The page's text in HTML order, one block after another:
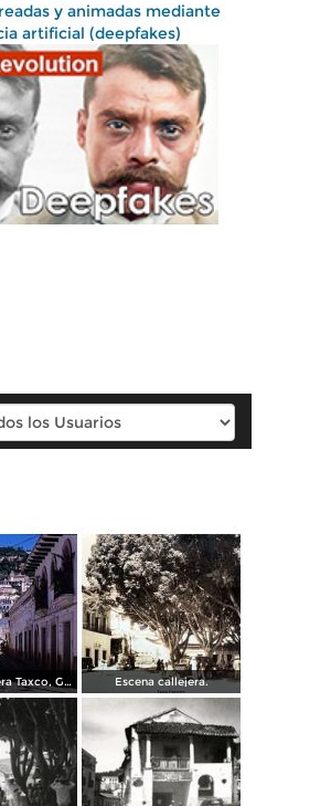
y animadas mediante
artificial (deepfakes)
Escena callejera Taxco, Guerrero 1967. Escena callejera.